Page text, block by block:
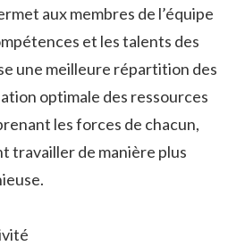
aux membres de l’équipe
et les talents des
une meilleure répartition des
optimale des ressources
les forces de chacun,
travailler de manière plus